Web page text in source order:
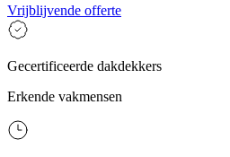
Vrijblijvende offerte
Gecertificeerde dakdekkers
Erkende vakmensen